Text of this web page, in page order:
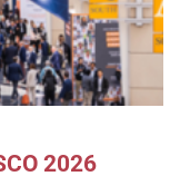
2026